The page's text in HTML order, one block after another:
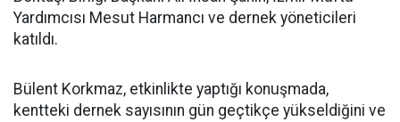
Yardımcısı Mesut Harmancı ve dernek yöneticileri
katıldı.
Bülent Korkmaz, etkinlikte yaptığı konuşmada,
kentteki dernek sayısının gün geçtikçe yükseldiğini ve